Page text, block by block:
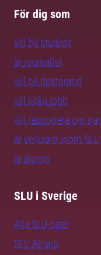
För dig som
vill bli student
är journalist
vill bli doktorand
vill söka jobb
vill rapportera om
är verksam inom
är alumn
SLU i Sverige
Alla SLU-orter
SLU Alnarp